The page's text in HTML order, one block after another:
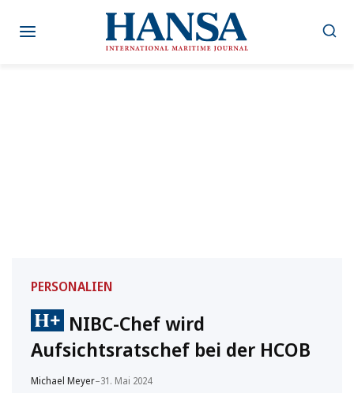
Inhalt
PERSONALIEN
NIBC-Chef wird
Aufsichtsratschef bei der HCOB
Michael Meyer–31. Mai 2024